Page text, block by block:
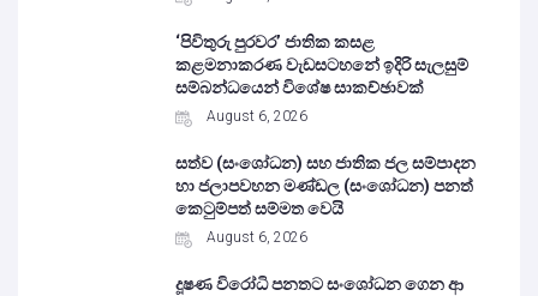
‘පිවිතුරු පුරවර’ ජාතික කසළ
කළමනාකරණ වැඩසටහනේ ඉදිරි සැලසුම්
සම්බන්ධයෙන් විශේෂ සාකච්ඡාවක්
August 6, 2026
සත්ව (සංශෝධන) සහ ජාතික ජල සම්පාදන
හා ජලාපවහන මණ්ඩල (සංශෝධන) පනත්
කෙටුම්පත් සම්මත වෙයි
August 6, 2026
දූෂණ විරෝධි පනතට සංශෝධන ගෙන ආ